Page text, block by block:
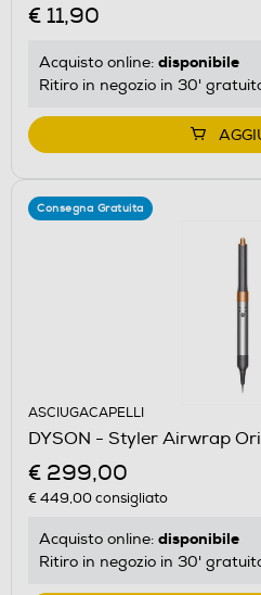
€ 11,90
Acquisto online: disponibile
Ritiro in negozio in 30'
Consegna Gratuita
ASCIUGACAPELLI
DYSON - Styler Airwrap
€ 299,00
€ 449,00consigliato
Acquisto online: disponibile
Ritiro in negozio in 30'